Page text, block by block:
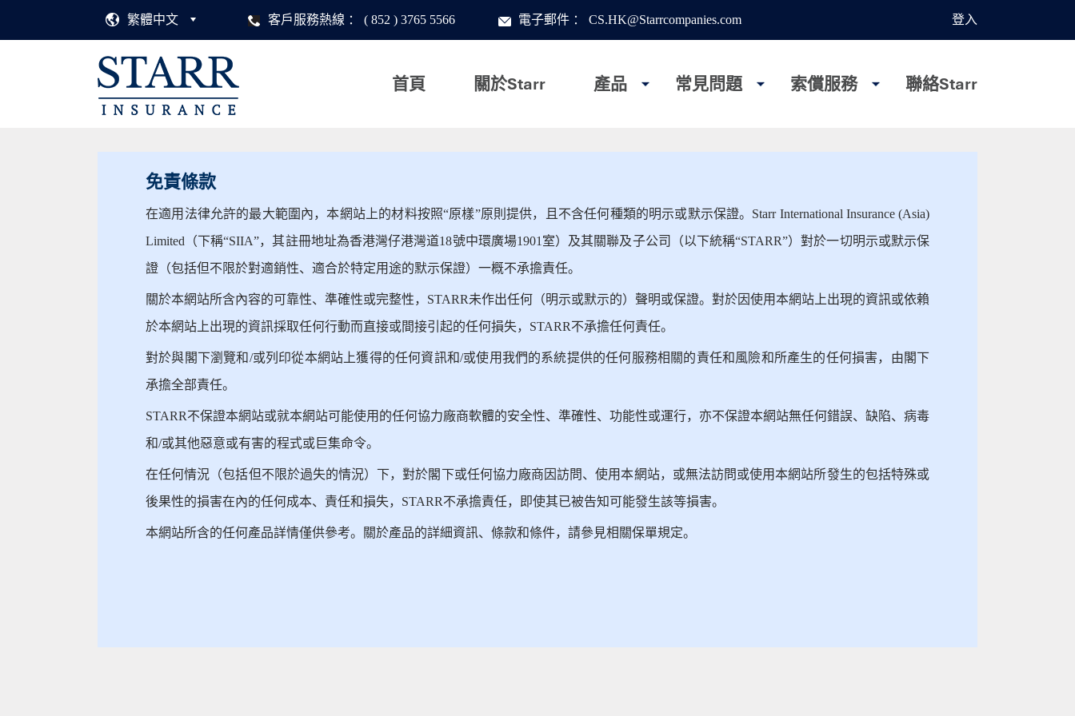
繁體中文 客戶服務熱線 ： ( 852 ) 3765 5566 電子郵件 ： CS.HK@Starrcompanies.com 登入
首頁 關於Starr 產品 常見問題 索償服務 聯絡Starr
免責條款
在適用法律允許的最大範圍內，本網站上的材料按照“原樣”原則提供，且不含任何種類的明示或默示保證。Starr International Insurance (Asia)
Limited（下稱“SIIA”，其註冊地址為香港灣仔港灣道18號中環廣場1901室）及其關聯及子公司（以下統稱“STARR”）對於一切明示或默示保
證（包括但不限於對適銷性、適合於特定用途的默示保證）一概不承擔責任。
關於本網站所含內容的可靠性、準確性或完整性，STARR未作出任何（明示或默示的）聲明或保證。對於因使用本網站上出現的資訊或依賴
於本網站上出現的資訊採取任何行動而直接或間接引起的任何損失，STARR不承擔任何責任。
對於與閣下瀏覽和/或列印從本網站上獲得的任何資訊和/或使用我們的系統提供的任何服務相關的責任和風險和所產生的任何損害，由閣下
承擔全部責任。
STARR不保證本網站或就本網站可能使用的任何協力廠商軟體的安全性、準確性、功能性或運行，亦不保證本網站無任何錯誤、缺陷、病毒
和/或其他惡意或有害的程式或巨集命令。
在任何情況（包括但不限於過失的情況）下，對於閣下或任何協力廠商因訪問、使用本網站，或無法訪問或使用本網站所發生的包括特殊或
後果性的損害在內的任何成本、責任和損失，STARR不承擔責任，即使其已被告知可能發生該等損害。
本網站所含的任何產品詳情僅供參考。關於產品的詳細資訊、條款和條件，請參見相關保單規定。